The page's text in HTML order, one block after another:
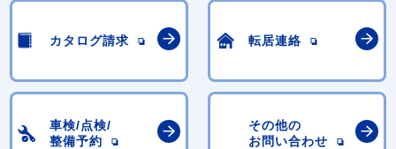
カタログ請求 転居連絡
車検/点検/
整備予約
その他の
お問い合わせ